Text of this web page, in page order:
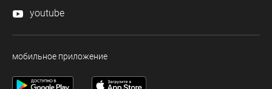
youtube
мобильное приложение